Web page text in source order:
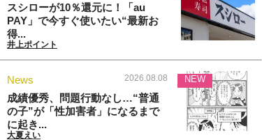
スシローが10％還元に！「au
PAY」で今すぐ使いたい“最新お
得...
井上ポイント
News 2026.08.08
成績優秀、問題行動なし…“普通
の子”が「性加害者」になるまで
に起き...
大夏えい
NEW